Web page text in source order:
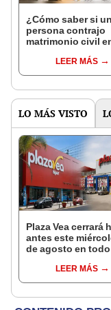
¿Cómo saber si
persona contrajo
matrimonio civil
LEER MÁS
LO MÁS VISTO
Plaza Vea cerrará
antes este
de agosto en todo
hasta las 7 p.m.
LEER MÁS